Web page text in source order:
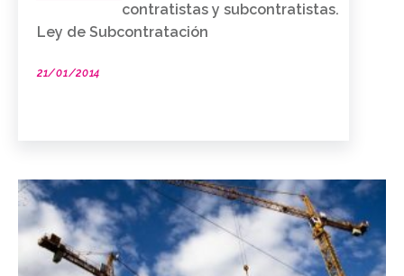
contratistas y subcontratistas.
Ley de Subcontratación
21/01/2014